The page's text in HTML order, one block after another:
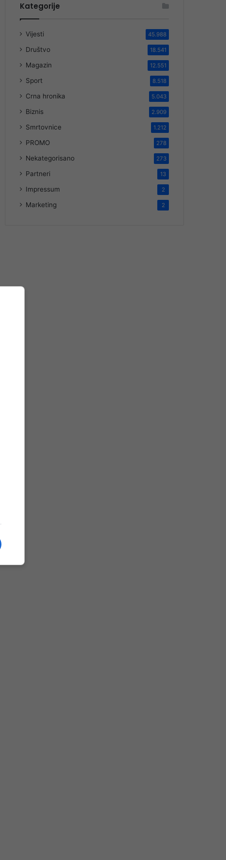
Kategorije
Vijesti 45.988
Društvo 18.541
Magazin 12.551
Sport 8.518
Crna hronika 5.043
Biznis 2.909
Smrtovnice 1.212
PROMO 278
Nekategorisano 273
Partneri 13
Impressum 2
Marketing 2